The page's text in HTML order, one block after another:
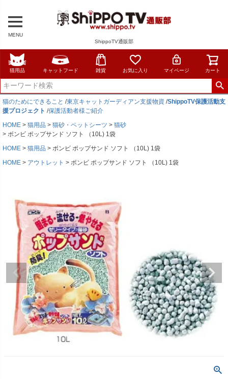
MENU
ShippoTV通販部
猫用品 キャットフード 雑貨 お気に入り マイページ カート
猫のためにできること /東京キャットガーディアン支援物資 /ShippoTV保護活動支
援プロジェクト /保護活動者様ご紹介
HOME
猫用品 猫砂・ペットシーツ
猫砂
ボンビ ポップサンド ソフト （10L) 1袋
HOME
猫用品
ボンビ ポップサンド ソフト （10L) 1袋
HOME
アウトレット ボンビ ポップサンド ソフト （10L) 1袋